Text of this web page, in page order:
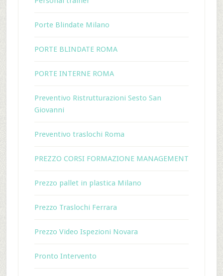
Porte Blindate Milano
PORTE BLINDATE ROMA
PORTE INTERNE ROMA
Preventivo Ristrutturazioni Sesto San
Giovanni
Preventivo traslochi Roma
PREZZO CORSI FORMAZIONE MANAGEMENT
Prezzo pallet in plastica Milano
Prezzo Traslochi Ferrara
Prezzo Video Ispezioni Novara
Pronto Intervento